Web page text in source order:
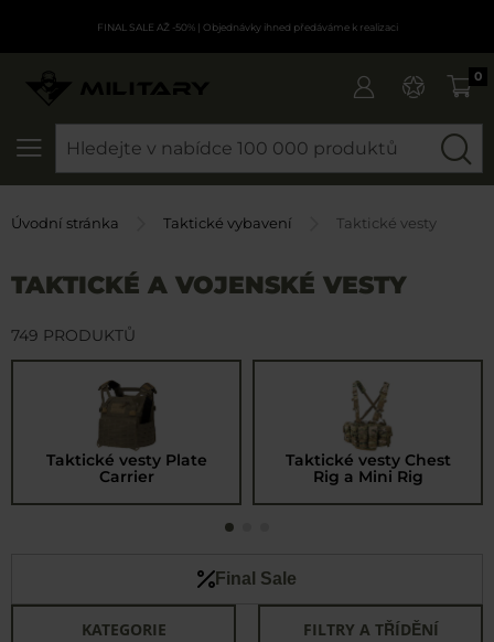
FINAL SALE AŽ -50%| Objednávky ihned předáváme k realizaci
0
Úvodní stránka Taktické vybavení Taktické vesty
TAKTICKÉ A VOJENSKÉ VESTY
Taktické vesty Plate
Carrier
Taktické vesty Chest
Rig a Mini Rig
Final Sale
KATEGORIE FILTRY A TŘÍDĚNÍ
749 PRODUKTŮ